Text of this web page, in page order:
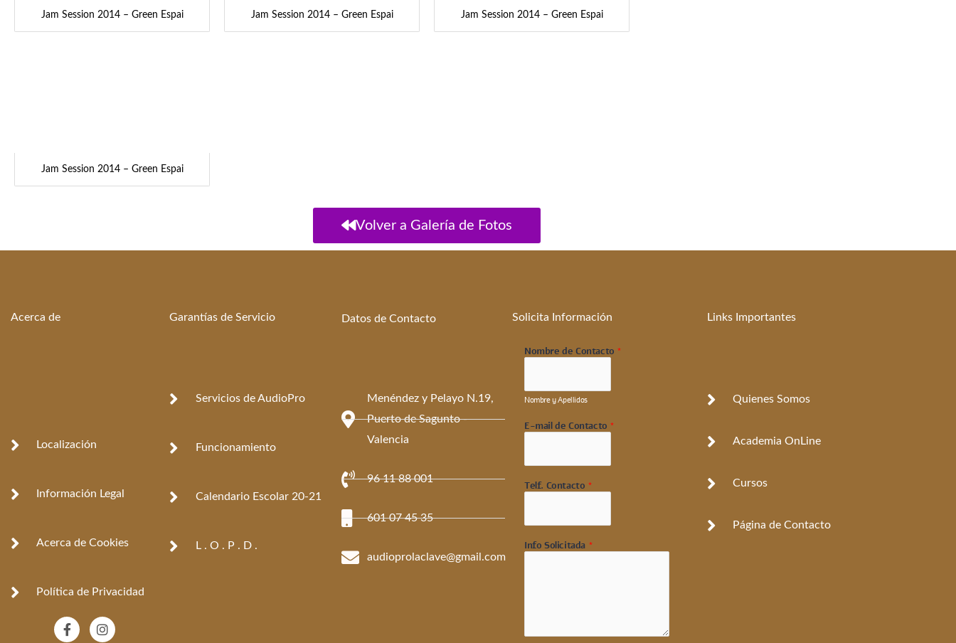
Jam Session 2014 – Green Espai Jam Session 2014 – Green Espai Jam Session 2014 – Green Espai
Jam Session 2014 – Green Espai
Volver a Galería de Fotos
Acerca de
Localización
Información Legal
Acerca de Cookies
Política de Privacidad
F
a
I
n
Garantías de Servicio
Servicios de AudioPro
Funcionamiento
Calendario Escolar 20-21
L . O . P . D .
Datos de Contacto
Menéndez y Pelayo N.19,
Puerto de Sagunto -
Valencia
96 11 88 001
601 07 45 35
audioprolaclave@gmail.com
Solicita Información
Nombre de Contacto *
Nombre y Apellidos
E-mail de Contacto *
Telf. Contacto *
Info Solicitada *
Links Importantes
Quienes Somos
Academia OnLine
Cursos
Página de Contacto